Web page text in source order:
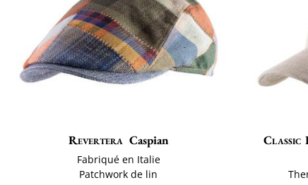
Revertera Caspian
Fabriqué en Italie
Patchwork de lin
Classic